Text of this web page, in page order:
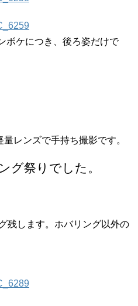
ボケにつき、後ろ姿だけで
レンズで手持ち撮影です。
グ祭りでした。
残します。ホバリング以外の